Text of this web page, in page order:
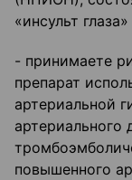
«инсульт глаза»
- принимаете
препарат
артериальной
артериального
повышенного